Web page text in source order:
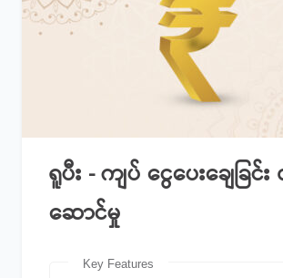
ရူပီး - ကျပ် ငွေပေးချေခြင်း
ဆောင်မှု
Key Features